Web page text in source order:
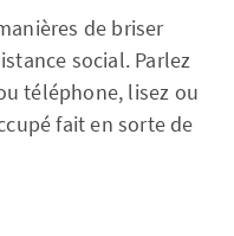
de briser
social. Parlez
téléphone, lisez ou
fait en sorte de